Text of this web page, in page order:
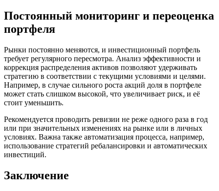
Постоянный мониторинг и переоценка
портфеля
Рынки постоянно меняются, и инвестиционный портфель
требует регулярного пересмотра. Анализ эффективности и
коррекция распределения активов позволяют удерживать
стратегию в соответствии с текущими условиями и целями.
Например, в случае сильного роста акций доля в портфеле
может стать слишком высокой, что увеличивает риск, и её
стоит уменьшить.
Рекомендуется проводить ревизии не реже одного раза в год
или при значительных изменениях на рынке или в личных
условиях. Важна также автоматизация процесса, например,
использование стратегий ребалансировки и автоматических
инвестиций.
Заключение